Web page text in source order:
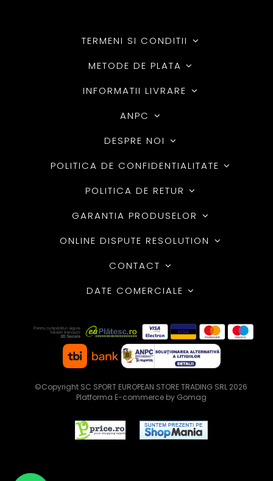
TERMENI SI CONDITII
METODE DE PLATA
INFORMATII LIVRARE
ANPC
DESPRE NOI
POLITICA DE CONFIDENTIALITATE
POLITICA DE RETUR
GARANTIA PRODUSELOR
ONLINE DISPUTE RESOLUTION
CONTACT
DATE COMERCIALE
©Copyright SC SPORT EUROPEAN STORE TRADING SRL 2026
Platforma E-commerce by Gomag